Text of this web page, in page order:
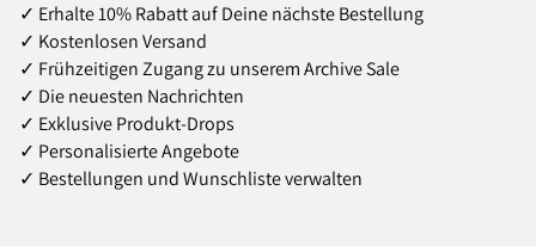
✓ Erhalte 10% Rabatt auf Deine nächste Bestellung
✓ Kostenlosen Versand
✓ Frühzeitigen Zugang zu unserem Archive Sale
✓ Die neuesten Nachrichten
✓ Exklusive Produkt‑Drops
✓ Personalisierte Angebote
✓ Bestellungen und Wunschliste verwalten